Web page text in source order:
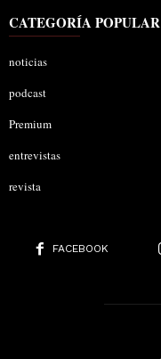
CATEGORÍA POPULAR
noticias
podcast
Premium
entrevistas
revista
FACEBOOK